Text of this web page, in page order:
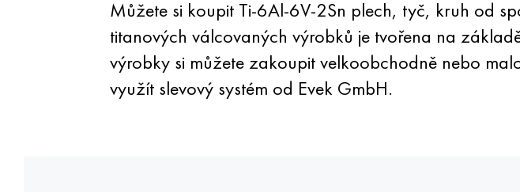
Můžete si koupit Ti-6Al-6V-2Sn plech, tyč, kruh od
titanových válcovaných výrobků je tvořena na
výrobky si můžete zakoupit velkoobchodně nebo
využít slevový systém od Evek GmbH.